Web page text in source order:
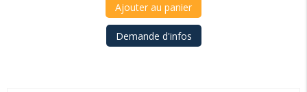
Ajouter au panier
Demande d'infos